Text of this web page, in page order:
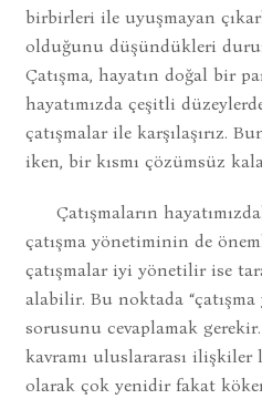
birbirleri ile uyuşmayan
olduğunu düşündükleri
Çatışma, hayatın doğal bir
hayatımızda çeşitli
çatışmalar ile karşılaşırız.
iken, bir kısmı çözümsüz
Çatışmaların
çatışma yönetiminin de
çatışmalar iyi yönetilir ise
alabilir. Bu noktada
sorusunu cevaplamak
kavramı uluslararası
olarak çok yenidir fakat